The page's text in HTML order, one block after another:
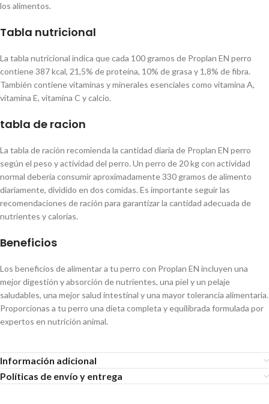
los alimentos.
Tabla nutricional
La tabla nutricional indica que cada 100 gramos de Proplan EN perro
contiene 387 kcal, 21,5% de proteína, 10% de grasa y 1,8% de fibra.
También contiene vitaminas y minerales esenciales como vitamina A,
vitamina E, vitamina C y calcio.
tabla de racion
La tabla de ración recomienda la cantidad diaria de Proplan EN perro
según el peso y actividad del perro. Un perro de 20 kg con actividad
normal debería consumir aproximadamente 330 gramos de alimento
diariamente, dividido en dos comidas. Es importante seguir las
recomendaciones de ración para garantizar la cantidad adecuada de
nutrientes y calorías.
Beneficios
Los beneficios de alimentar a tu perro con Proplan EN incluyen una
mejor digestión y absorción de nutrientes, una piel y un pelaje
saludables, una mejor salud intestinal y una mayor tolerancia alimentaria.
Proporcionas a tu perro una dieta completa y equilibrada formulada por
expertos en nutrición animal.
Información adicional
Políticas de envío y entrega